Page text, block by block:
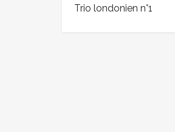
Trio londonien n°1